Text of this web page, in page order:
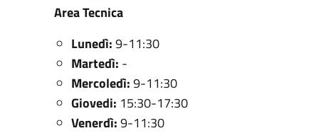
Area Tecnica
Lunedì:9-11:30
Martedì: -
Mercoledì:9-11:30
Giovedi: 15:30-17:30
Venerdì:9-11:30